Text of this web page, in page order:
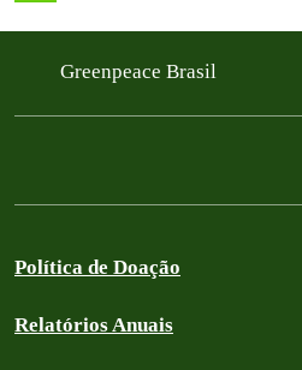
Greenpeace Brasil
Política de Doação
Relatórios Anuais